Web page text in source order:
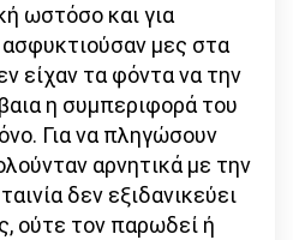
ωστόσο και για
μες στα
είχαν τα φόντα να την
η συμπεριφορά του
Για να πληγώσουν
αρνητικά με την
δεν εξιδανικεύει
ούτε τον παρωδεί ή